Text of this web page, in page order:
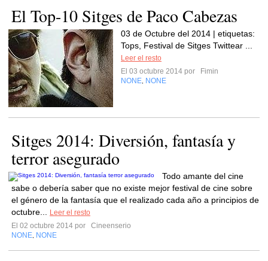
El Top-10 Sitges de Paco Cabezas
03 de Octubre del 2014 | etiquetas:
Tops, Festival de Sitges Twittear ...
Leer el resto
El 03 octubre 2014 por
Fimin
NONE NONE
Sitges 2014: Diversión, fantasía y
terror asegurado
Todo amante del cine
sabe o debería saber que no existe mejor festival de cine sobre
el género de la fantasía que el realizado cada año a principios de
octubre...
Leer el resto
El 02 octubre 2014 por
Cineenserio
NONE NONE